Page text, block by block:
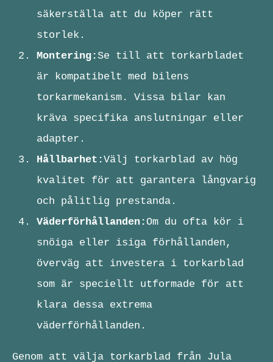
säkerställa att du köper rätt
storlek.
Montering:Se till att torkarbladet
är kompatibelt med bilens
torkarmekanism. Vissa bilar kan
kräva specifika anslutningar eller
adapter.
Hållbarhet:Välj torkarblad av hög
kvalitet för att garantera långvarig
och pålitlig prestanda.
Väderförhållanden:Om du ofta kör i
snöiga eller isiga förhållanden,
överväg att investera i torkarblad
som är speciellt utformade för att
klara dessa extrema
väderförhållanden.
Genom att välja torkarblad från Jula